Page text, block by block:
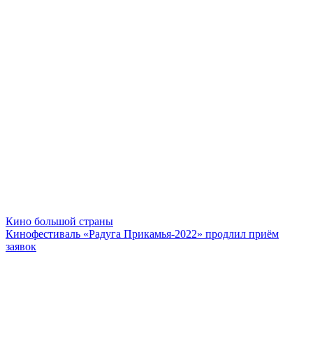
Кино большой страны
Кинофестиваль «Радуга Прикамья-2022» продлил приём
заявок